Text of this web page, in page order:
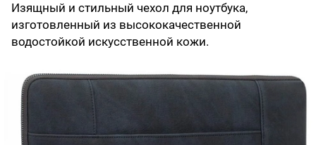
Изящный и стильный чехол для ноутбука,
изготовленный из высококачественной
водостойкой искусственной кожи.